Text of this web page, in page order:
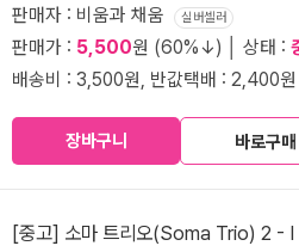
판매자 : 비움과 채움 실버셀러
판매가 : 5,500원 (60%↓) │ 상태 :
배송비 : 3,500원, 반값택배 : 2,400원
장바구니 바로구매
[중고] 소마 트리오(Soma Trio) 2 -